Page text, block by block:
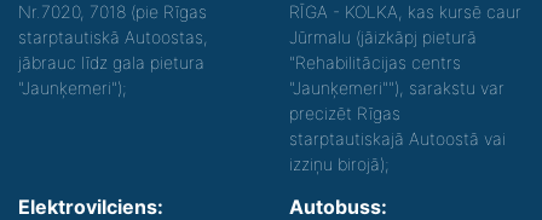
Nr.7020, 7018 (pie Rīgas
starptautiskā Autoostas,
jābrauc līdz gala pietura
"Jaunķemeri");
RĪGA - KOLKA, kas kursē caur
Jūrmalu (jāizkāpj pieturā
"Rehabilitācijas centrs
"Jaunķemeri""), sarakstu var
precizēt Rīgas
starptautiskajā Autoostā vai
izziņu birojā);
Elektrovilciens: Autobuss: